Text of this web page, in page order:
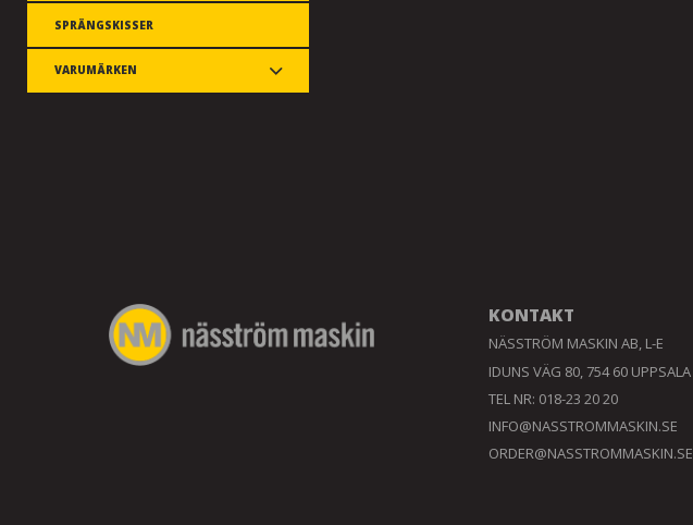
SPRÄNGSKISSER
VARUMÄRKEN
KONTAKT
NÄSSTRÖM MASKIN AB, L-E
IDUNS VÄG 80, 754 60 UPPSALA
TEL NR: 018-23 20 20
INFO@NASSTROMMASKIN.SE
ORDER@NASSTROMMASKIN.SE